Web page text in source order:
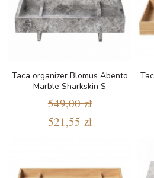
Taca organizer Blomus Abento
Marble Sharkskin S
549,00 zł
521,55 zł